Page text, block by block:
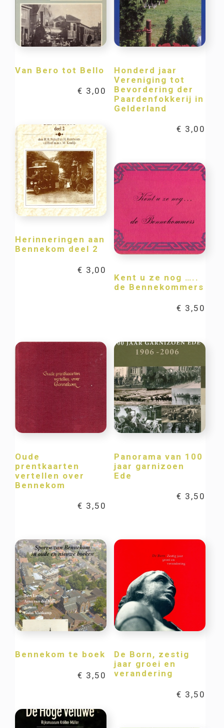
Van Bero tot Bello
€ 3,00
Honderd jaar
Vereniging tot
Bevordering der
Paardenfokkerij in
Gelderland
€ 3,00
Herinneringen aan
Bennekom deel 2
€ 3,00
Kent u ze nog …..
de Bennekommers
€ 3,50
Oude
prentkaarten
vertellen over
Bennekom
€ 3,50
Panorama van 100
jaar garnizoen
Ede
€ 3,50
Bennekom te boek
€ 3,50
De Born, zestig
jaar groei en
verandering
€ 3,50